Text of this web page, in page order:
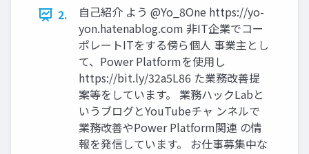
2.
自己紹介 よう @Yo_8One https://yo-
yon.hatenablog.com 非IT企業でコー
ポレートITをする傍ら個人 事業主とし
て、Power Platformを使用し
https://bit.ly/32a5L86 た業務改善提
案等をしています。 業務ハックLabと
いうブログとYouTubeチャ ンネルで
業務改善やPower Platform関連 の情
報を発信しています。 お仕事募集中な